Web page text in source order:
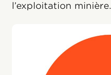
l’exploitation minière.